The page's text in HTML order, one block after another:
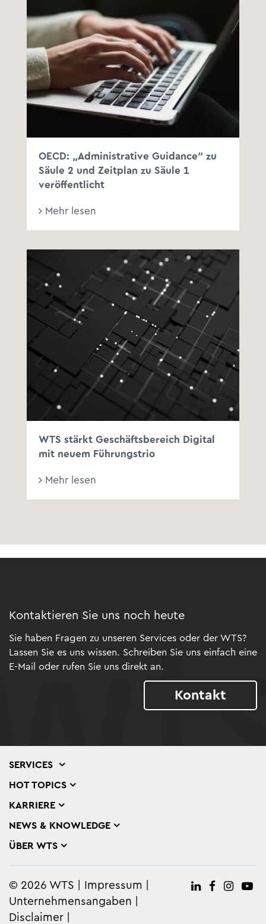
OECD: „Administrative Guidance“ zu
Säule 2 und Zeitplan zu Säule 1
veröffentlicht
Mehr lesen
WTS stärkt Geschäftsbereich Digital
mit neuem Führungstrio
Mehr lesen
Kontaktieren Sie uns noch heute
Sie haben Fragen zu unseren Services oder der WTS?
Lassen Sie es uns wissen. Schreiben Sie uns einfach eine
E-Mail oder rufen Sie uns direkt an.
Kontakt
SERVICES
HOT TOPICS
KARRIERE
NEWS & KNOWLEDGE
ÜBER WTS
© 2026 WTS
Impressum
Unternehmensangaben
Disclaimer